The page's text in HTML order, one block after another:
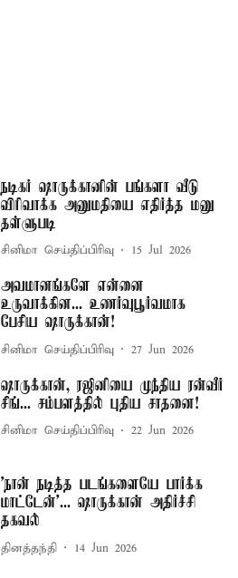
நடிகர் ஷாருக்கானின் பங்களா வீடு
விரிவாக்க அனுமதியை எதிர்த்த மனு
தள்ளுபடி
சினிமா செய்திப்பிரிவு 15 Jul 2026
அவமானங்களே என்னை
உருவாக்கின... உணர்வுபூர்வமாக
பேசிய ஷாருக்கான்!
சினிமா செய்திப்பிரிவு 27 Jun 2026
ஷாருக்கான், ரஜினியை முந்திய ரன்வீர்
சிங்... சம்பளத்தில் புதிய சாதனை!
சினிமா செய்திப்பிரிவு 22 Jun 2026
’நான் நடித்த படங்களையே பார்க்க
மாட்டேன்’... ஷாருக்கான் அதிர்ச்சி
தகவல்
தினத்தந்தி 14 Jun 2026